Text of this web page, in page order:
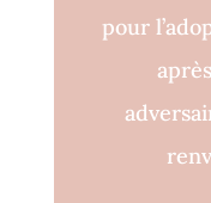
pour